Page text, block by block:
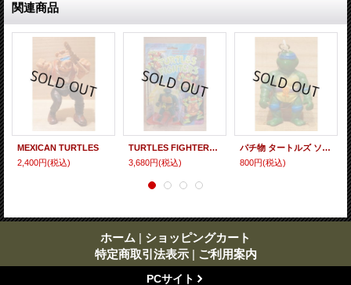
関連商品
MEXICAN TURTLES
2,400円(税込)
TURTLES FIGHTERS 【A】
3,680円(税込)
パチ物 タートルズ ソフビ キーホルダー
800円(税込)
ホーム | ショッピングカート
特定商取引法表示 | ご利用案内
PCサイト